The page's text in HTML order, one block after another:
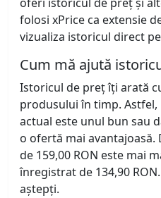
folosi xPrice ca extensie
vizualiza istoricul direct
Cum mă ajută
Istoricul de preț îți arată
produsului în timp.
actual este unul bun sau
o ofertă mai avantajoasă.
de 159,00 RON este mai
înregistrat de 134,90
aștepți.